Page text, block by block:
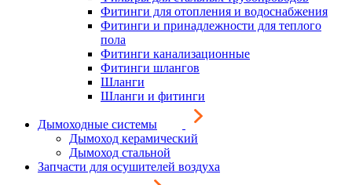
Фитинги для отопления и водоснабжения
Фитинги и принадлежности для теплого
пола
Фитинги канализационные
Фитинги шлангов
Шланги
Шланги и фитинги
Дымоходные системы
Дымоход керамический
Дымоход стальной
Запчасти для осушителей воздуха